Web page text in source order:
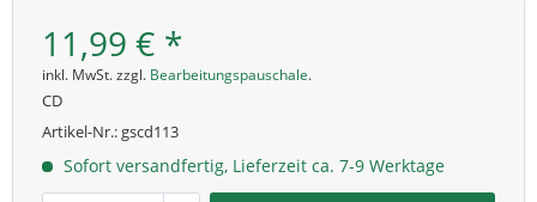
11,99 € *
inkl. MwSt. zzgl. Bearbeitungspauschale.
CD
Artikel-Nr.:gscd113
Sofort versandfertig, Lieferzeit ca. 7-9 Werktage